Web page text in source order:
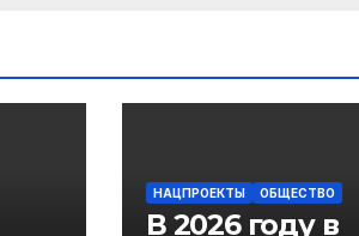
НАЦПРОЕКТЫ ОБЩЕСТВО
В 2026 году в